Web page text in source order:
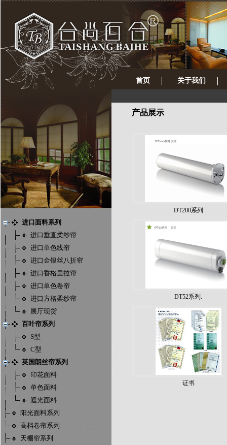
首页 关于我们
进口面料系列
进口垂直柔纱帘
进口单色线帘
进口金银丝八折帘
进口香格里拉帘
进口单色卷帘
进口方格柔纱帘
展厅现货
百叶帘系列
S型
C型
英国朗丝帘系列
印花面料
单色面料
遮光面料
阳光面料系列
高档卷帘系列
天棚帘系列
产品展示
DT200系列
DT52系列.
证书